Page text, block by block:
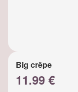
Big crêpe
11.99 €